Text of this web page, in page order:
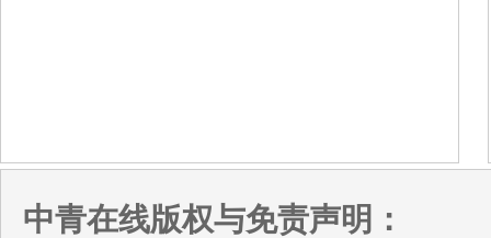
中青在线版权与免责声明：